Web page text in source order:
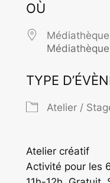
OÙ
Médiathèque
TYPE
Atelier /
Atelier créatif
Activité pour les